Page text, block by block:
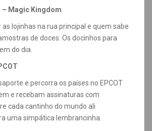
– Magic Kingdom
lojinhas na rua principal e quem sabe
de doces. Os docinhos para
do dia.
e percorra os países no EPCOT
e recebam assinaturas com
cada cantinho do mundo ali
uma simpática lembrancinha.